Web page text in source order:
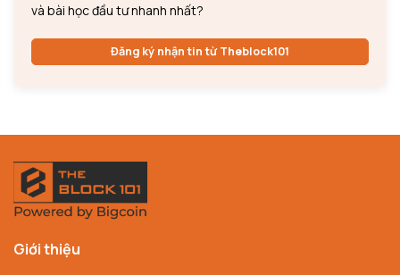
và bài học đầu tư nhanh nhất?
Đăng ký nhận tin từ Theblock101
Giới thiệu